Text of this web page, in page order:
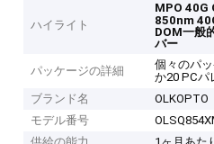
ハイライト
MPO 40G
850nm
DOM一般
バー
パッケージの詳細
個々のパ
か20 PCパ
ブランド名
OLKOPTO
モデル番号